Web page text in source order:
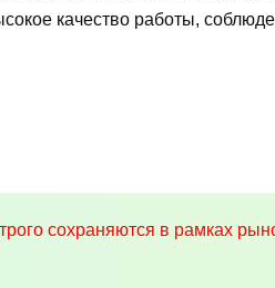
качество работы,
сохраняются в рамках